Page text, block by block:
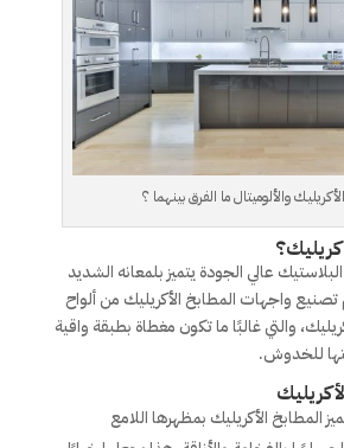
والألوميتال ما الفرق بينهما ؟
عالي الجودة يتميز بلمعانه الشديد
واجهات المطابخ الأكريليك من ألواح
والتي غالبًا ما تكون مغطاة بطبقة واقية
للخدوش.
المطابخ الأكريليك بمظهرها اللامع